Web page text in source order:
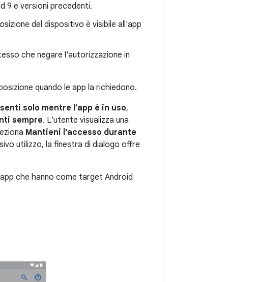
9 e versioni precedenti.
del dispositivo è visibile all'app
che negare l'autorizzazione in
quando le app la richiedono.
solo mentre l'app è in uso,
sempre. L'utente visualizza una
Mantieni l'accesso durante
utilizzo, la finestra di dialogo offre
che hanno come target Android